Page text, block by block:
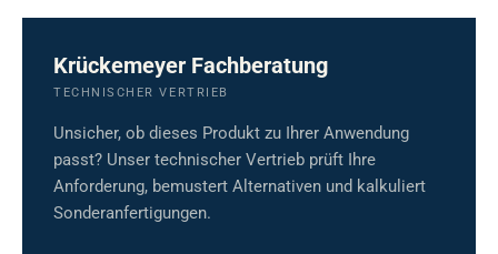
Krückemeyer Fachberatung
TECHNISCHER VERTRIEB
Unsicher, ob dieses Produkt zu Ihrer Anwendung
passt? Unser technischer Vertrieb prüft Ihre
Anforderung, bemustert Alternativen und kalkuliert
Sonderanfertigungen.